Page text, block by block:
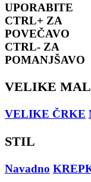
UPORABITE
CTRL+ ZA
POVEČAVO
CTRL- ZA
POMANJŠAVO
VELIKE
VELIKE ČRKE
STIL
Navadno